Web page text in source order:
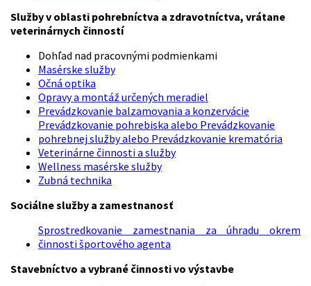
Služby v oblasti pohrebníctva a zdravotníctva, vrátane
veterinárnych činností
Dohľad nad pracovnými podmienkami
Masérske služby
Očná optika
Opravy a montáž určených meradiel
Prevádzkovanie balzamovania a konzervácie
Prevádzkovanie pohrebiska alebo Prevádzkovanie
pohrebnej služby alebo Prevádzkovanie krematória
Veterinárne činnosti a služby
Wellness masérske služby
Zubná technika
Sociálne služby a zamestnanosť
Sprostredkovanie zamestnania za úhradu okrem
činnosti športového agenta
Stavebníctvo a vybrané činnosti vo výstavbe